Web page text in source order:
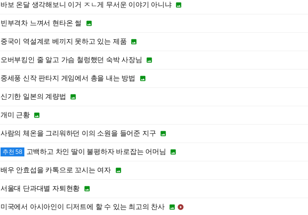
바보 온달 생각해보니 이거 ㅈㄴ게 무서운 이야기 아니냐 
빈부격차 느껴서 현타온 썰 
중국이 역설계로 베끼지 못하고 있는 제품 
오버부킹인 줄 알고 가슴 철렁했던 숙박 사장님 
중세풍 신작 판타지 게임에서 총을 내는 방법 
신기한 일본의 계량법 
개미 근황 
사람의 체온을 그리워하던 이의 소원을 들어준 지구 
추천 58 고백하고 차인 딸이 불평하자 바로잡는 어머님 
배우 안효섭을 카톡으로 꼬시는 여자 
서울대 단과대별 자퇴현황 
미국에서 아시아인이 디저트에 할 수 있는 최고의 찬사  